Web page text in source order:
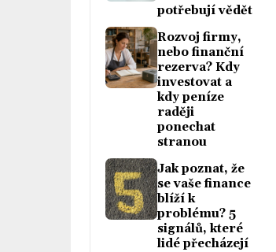
potřebují vědět
Rozvoj firmy,
nebo finanční
rezerva? Kdy
investovat a
kdy peníze
raději
ponechat
stranou
Jak poznat, že
se vaše finance
blíží k
problému? 5
signálů, které
lidé přecházejí